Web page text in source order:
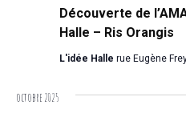
Découverte de
Halle – Ris Orangis
L'idée Halle rue Eugène
octobre 2025